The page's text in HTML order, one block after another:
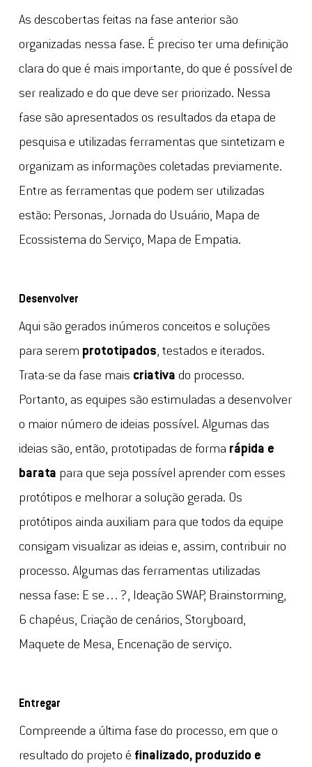
As descobertas feitas na fase anterior são
organizadas nessa fase. É preciso ter uma definição
clara do que é mais importante, do que é possível de
ser realizado e do que deve ser priorizado. Nessa
fase são apresentados os resultados da etapa de
pesquisa e utilizadas ferramentas que sintetizam e
organizam as informações coletadas previamente.
Entre as ferramentas que podem ser utilizadas
estão: Personas, Jornada do Usuário, Mapa de
Ecossistema do Serviço, Mapa de Empatia.
Desenvolver
Aqui são gerados inúmeros conceitos e soluções
para serem prototipados, testados e iterados.
Trata-se da fase mais criativa do processo.
Portanto, as equipes são estimuladas a desenvolver
o maior número de ideias possível. Algumas das
ideias são, então, prototipadas de forma rápida e
barata para que seja possível aprender com esses
protótipos e melhorar a solução gerada. Os
protótipos ainda auxiliam para que todos da equipe
consigam visualizar as ideias e, assim, contribuir no
processo. Algumas das ferramentas utilizadas
nessa fase: E se…?, Ideação SWAP, Brainstorming,
6 chapéus, Criação de cenários, Storyboard,
Maquete de Mesa, Encenação de serviço.
Entregar
Compreende a última fase do processo, em que o
resultado do projeto é finalizado, produzido e